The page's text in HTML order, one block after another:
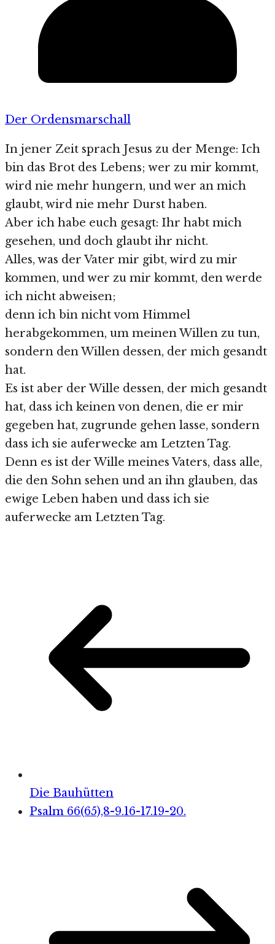
Der Ordensmarschall
In jener Zeit sprach Jesus zu der Menge: Ich
bin das Brot des Lebens; wer zu mir kommt,
wird nie mehr hungern, und wer an mich
glaubt, wird nie mehr Durst haben.
Aber ich habe euch gesagt: Ihr habt mich
gesehen, und doch glaubt ihr nicht.
Alles, was der Vater mir gibt, wird zu mir
kommen, und wer zu mir kommt, den werde
ich nicht abweisen;
denn ich bin nicht vom Himmel
herabgekommen, um meinen Willen zu tun,
sondern den Willen dessen, der mich gesandt
hat.
Es ist aber der Wille dessen, der mich gesandt
hat, dass ich keinen von denen, die er mir
gegeben hat, zugrunde gehen lasse, sondern
dass ich sie auferwecke am Letzten Tag.
Denn es ist der Wille meines Vaters, dass alle,
die den Sohn sehen und an ihn glauben, das
ewige Leben haben und dass ich sie
auferwecke am Letzten Tag.
Die Bauhütten
Psalm 66(65),8-9.16-17.19-20.